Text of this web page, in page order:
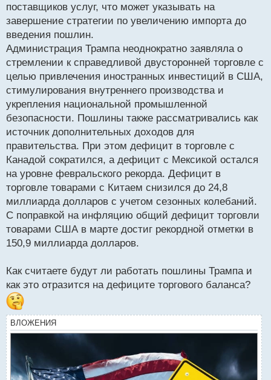
поставщиков услуг, что может указывать на
завершение стратегии по увеличению импорта до
введения пошлин.
Администрация Трампа неоднократно заявляла о
стремлении к справедливой двусторонней торговле с
целью привлечения иностранных инвестиций в США,
стимулирования внутреннего производства и
укрепления национальной промышленной
безопасности. Пошлины также рассматривались как
источник дополнительных доходов для
правительства. При этом дефицит в торговле с
Канадой сократился, а дефицит с Мексикой остался
на уровне февральского рекорда. Дефицит в
торговле товарами с Китаем снизился до 24,8
миллиарда долларов с учетом сезонных колебаний.
С поправкой на инфляцию общий дефицит торговли
товарами США в марте достиг рекордной отметки в
150,9 миллиарда долларов.
Как считаете будут ли работать пошлины Трампа и
как это отразится на дефиците торгового баланса?
ВЛОЖЕНИЯ